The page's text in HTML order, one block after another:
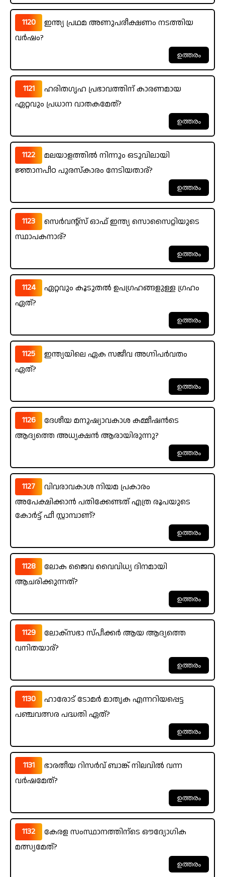
1120
ഇന്ത്യ പ്രഥമ അണുപരീക്ഷണം നടത്തിയ
വർഷം?
1121
ഹരിതഗൃഹ പ്രഭാവത്തിന് കാരണമായ
ഏറ്റവും പ്രധാന വാതകമേത്?
1122
മലയാളത്തിൽ നിന്നും ഒടുവിലായി
ജ്ഞാനപീഠ പുരസ്‌കാരം നേടിയതാര്?
1123
സെർവന്റ്സ് ഓഫ് ഇന്ത്യ സൊസൈറ്റിയുടെ
സ്ഥാപകനാര്?
1124
ഏറ്റവും കൂടുതൽ ഉപഗ്രഹങ്ങളുള്ള ഗ്രഹം
ഏത്?
1125
ഇന്ത്യയിലെ ഏക സജീവ അഗ്നിപർവതം
ഏത്?
1126
ദേശീയ മനുഷ്യാവകാശ കമ്മീഷൻടെ
ആദ്യത്തെ അധ്യക്ഷൻ ആരായിരുന്നു?
1127
വിവരാവകാശ നിയമ പ്രകാരം
അപേക്ഷിക്കാൻ പതിക്കേണ്ടത് എത്ര രൂപയുടെ
കോർട്ട് ഫീ സ്റ്റാമ്പാണ്?
1128
ലോക ജൈവ വൈവിധ്യ ദിനമായി
ആചരിക്കുന്നത്?
1129
ലോക്‌സഭാ സ്‌പീക്കർ ആയ ആദ്യത്തെ
വനിതയാര്?
1130
ഹാരോട് ടോമർ മാതൃക എന്നറിയപ്പെട്ട
പഞ്ചവത്സര പദ്ധതി ഏത്?
1131
ഭാരതീയ റിസർവ് ബാങ്ക് നിലവിൽ വന്ന
വർഷമേത്?
1132
കേരള സംസ്ഥാനത്തിന്ടെ ഔദ്യോഗിക
മത്സ്യമേത്?